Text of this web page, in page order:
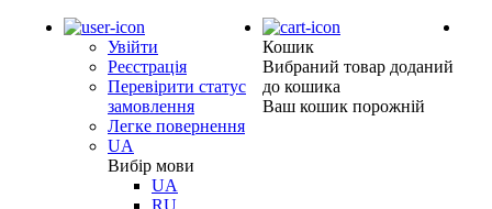
Увійти
Реєстрація
Перевірити статус
замовлення
Легке повернення
UA
Вибір мови
UA
RU
Кошик
Вибраний товар доданий
до кошика
Ваш кошик порожній